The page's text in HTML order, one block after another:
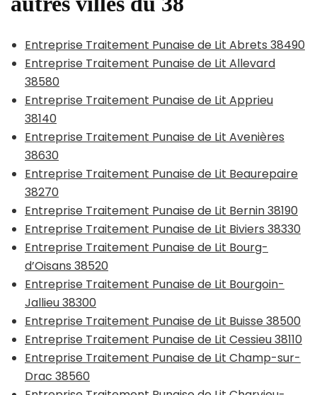
Entreprise Traitement Punaise de Lit Abrets 38490
Entreprise Traitement Punaise de Lit Allevard
38580
Entreprise Traitement Punaise de Lit Apprieu
38140
Entreprise Traitement Punaise de Lit Avenières
38630
Entreprise Traitement Punaise de Lit Beaurepaire
38270
Entreprise Traitement Punaise de Lit Bernin 38190
Entreprise Traitement Punaise de Lit Biviers 38330
Entreprise Traitement Punaise de Lit Bourg-
d’Oisans 38520
Entreprise Traitement Punaise de Lit Bourgoin-
Jallieu 38300
Entreprise Traitement Punaise de Lit Buisse 38500
Entreprise Traitement Punaise de Lit Cessieu 38110
Entreprise Traitement Punaise de Lit Champ-sur-
Drac 38560